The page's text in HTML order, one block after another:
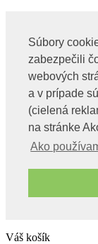
Súbory
zabezpečili
webových
a v prípade
(cielená
na stránke
Ako
Obchod
Videa o
O nás
Kontakt
Môj účet
Pokladňa
Obchod
Váš košík